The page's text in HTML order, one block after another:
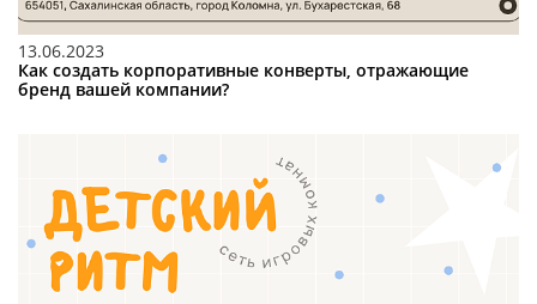
13.06.2023
Как создать корпоративные конверты, отражающие
бренд вашей компании?